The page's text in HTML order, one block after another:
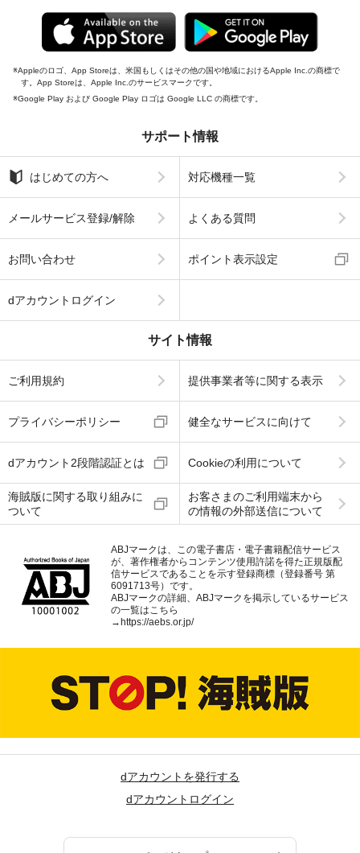
Appleのロゴ、App Storeは、米国もしくはその他の国や地域におけるApple Inc.の商標で
す。App Storeは、Apple Inc.のサービスマークです。
Google Play および Google Play ロゴは Google LLC の商標です。
サポート情報
はじめての方へ 対応機種一覧
メールサービス登録/解除 よくある質問
お問い合わせ ポイント表示設定
dアカウントログイン
サイト情報
ご利用規約 提供事業者等に関する表示
プライバシーポリシー 健全なサービスに向けて
dアカウント2段階認証とは Cookieの利用について
海賊版に関する取り組みに
ついて
お客さまのご利用端末から
の情報の外部送信について
ABJマークは、この電子書店・電子書籍配信サービス
が、著作権者からコンテンツ使用許諾を得た正規版配
信サービスであることを示す登録商標（登録番号 第
6091713号）です。
ABJマークの詳細、ABJマークを掲示しているサービス
の一覧はこちら
→https://aebs.or.jp/
dアカウントを発行する
dアカウントログイン